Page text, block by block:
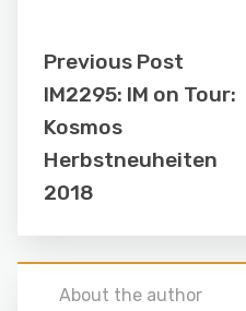
Previous Post
IM2295: IM on Tour:
Kosmos
Herbstneuheiten
2018
About the author